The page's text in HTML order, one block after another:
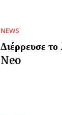
NEWS
Διέρρευσε
Neo